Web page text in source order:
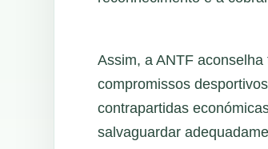
Assim, a ANTF
compromissos
contrapartidas
salvaguardar